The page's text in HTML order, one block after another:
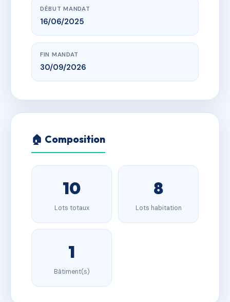
DÉBUT MANDAT
16/06/2025
FIN MANDAT
30/09/2026
🏠 Composition
10
Lots totaux
8
Lots habitation
1
Bâtiment(s)